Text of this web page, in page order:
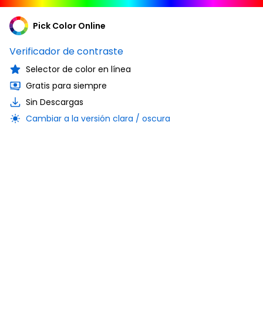
Pick Color Online
Verificador de contraste
Selector de color en línea
Gratis para siempre
Sin Descargas
Cambiar a la versión clara / oscura